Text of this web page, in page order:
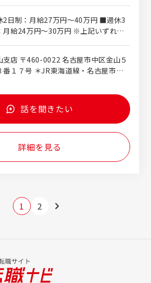
宅配業務はなく、企業間配送が中心の
安定した配送スケジュールで働けま
、未経験からでも安心してスタートで
日の流れ AM 点呼・朝
ろし・積み込み 次の配送先・積込先へ
積み込み 帰社・終了点呼・退社 地域
を支えるプロフェッショナルとして、
確実な配送を通じてお客様の事業を支
やりがいのある仕事です。
日制：月給27万円～40万円 ■週休3
月給24万円～30万円 ※上記いずれか
店 〒460-0022 名古屋市中区金山５
番１７号 ＊JR東海道線・名古屋市営
0043 北名古屋市沖村権現35-１ ＊
鉄道犬山線『西春』駅より徒歩17分 ■
店 〒455-0051 名古屋市港区中川本町
古屋市営地下鉄名港線『港区役所』駅
支店 〒484-0964 犬山
榎島23-２ ＊名古屋鉄道小牧線『楽田』
央線『春日井』駅より徒歩18分 ■四日
〒510-0874 三重県四日市市河原田町
話を聞きたい
詳細を見る
1 2